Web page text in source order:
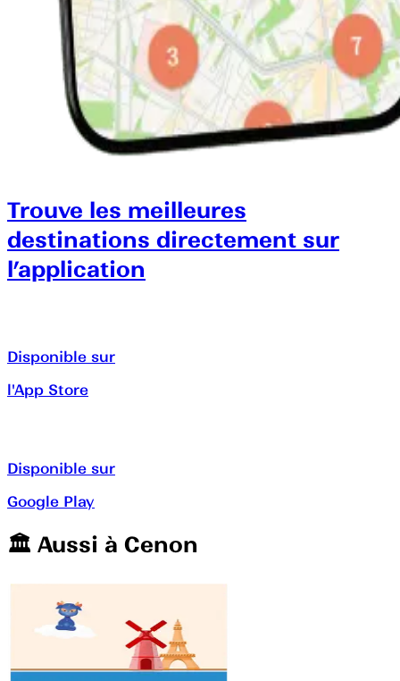
Trouve les meilleures
destinations directement sur
l’application
Disponible sur
l'App Store
Disponible sur
Google Play
🏛️️ Aussi à Cenon